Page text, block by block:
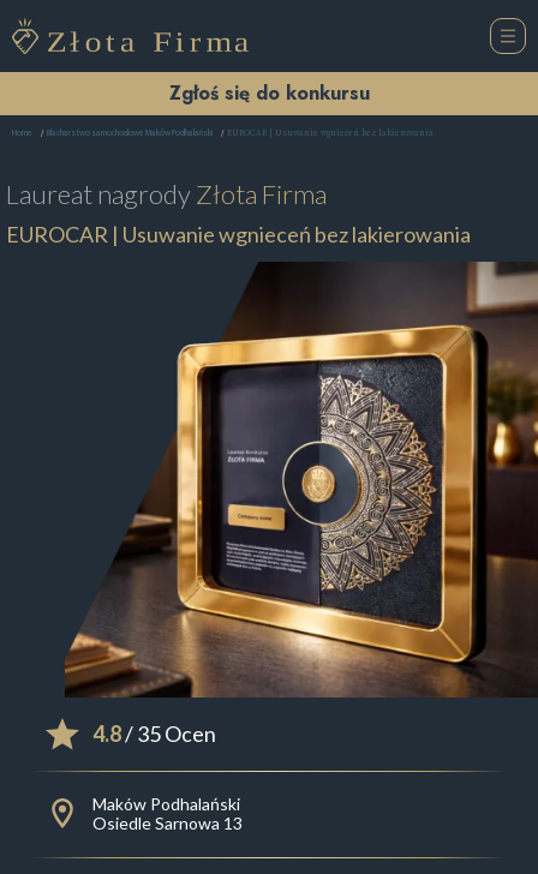
Zgłoś się do konkursu
Home Blacharstwo samochodowe Maków Podhalański EUROCAR | Usuwanie wgnieceń bez lakierowania
Laureat nagrodyZłota Firma
EUROCAR | Usuwanie wgnieceń bez lakierowania
4.8/ 35 Ocen
Maków Podhalański
Osiedle Sarnowa 13